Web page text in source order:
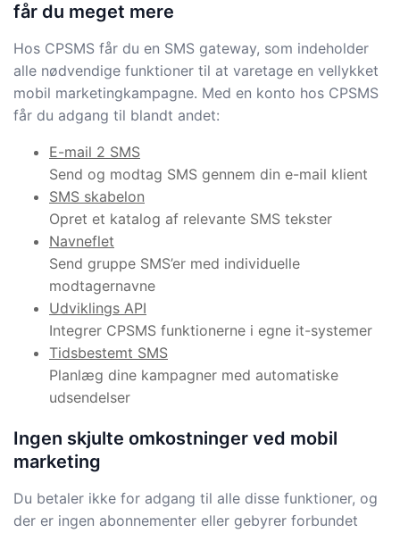
får du meget mere
Hos CPSMS får du en SMS gateway, som indeholder
alle nødvendige funktioner til at varetage en vellykket
mobil marketingkampagne. Med en konto hos CPSMS
får du adgang til blandt andet:
E-mail 2 SMS
Send og modtag SMS gennem din e-mail klient
SMS skabelon
Opret et katalog af relevante SMS tekster
Navneflet
Send gruppe SMS’er med individuelle
modtagernavne
Udviklings API
Integrer CPSMS funktionerne i egne it-systemer
Tidsbestemt SMS
Planlæg dine kampagner med automatiske
udsendelser
Ingen skjulte omkostninger ved mobil
marketing
Du betaler ikke for adgang til alle disse funktioner, og
der er ingen abonnementer eller gebyrer forbundet